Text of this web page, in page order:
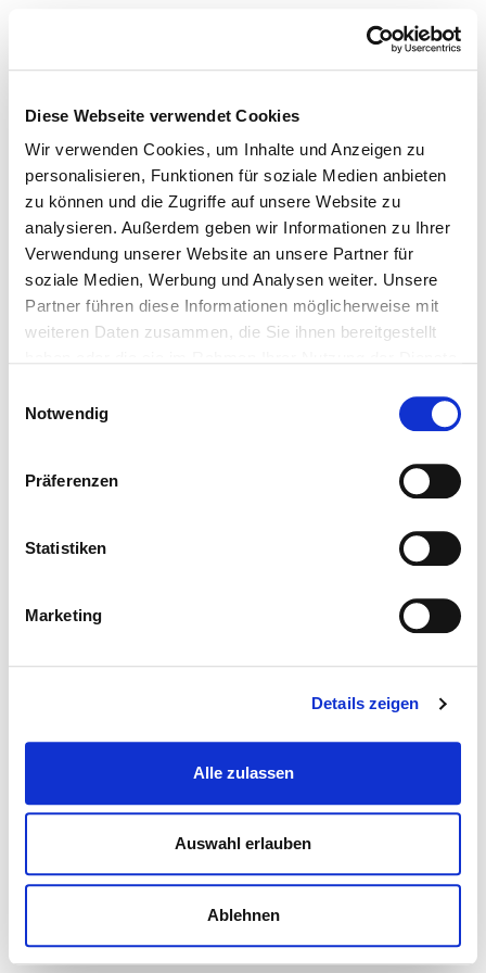
Diese Webseite verwendet Cookies
Wir verwenden Cookies, um Inhalte und Anzeigen zu
personalisieren, Funktionen für soziale Medien anbieten
zu können und die Zugriffe auf unsere Website zu
analysieren. Außerdem geben wir Informationen zu Ihrer
Verwendung unserer Website an unsere Partner für
soziale Medien, Werbung und Analysen weiter. Unsere
Partner führen diese Informationen möglicherweise mit
weiteren Daten zusammen, die Sie ihnen bereitgestellt
Notwendig
Präferenzen
Statistiken
Marketing
Details zeigen
Alle zulassen
Auswahl erlauben
Ablehnen